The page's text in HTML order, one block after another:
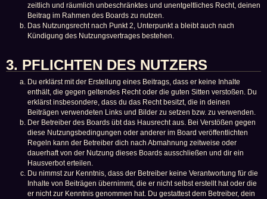
zeitlich und räumlich unbeschränktes und unentgeltliches Recht, deinen
Beitrag im Rahmen des Boards zu nutzen.
Das Nutzungsrecht nach Punkt 2, Unterpunkt a bleibt auch nach
Kündigung des Nutzungsvertrages bestehen.
3. PFLICHTEN DES NUTZERS
Du erklärst mit der Erstellung eines Beitrags, dass er keine Inhalte
enthält, die gegen geltendes Recht oder die guten Sitten verstoßen. Du
erklärst insbesondere, dass du das Recht besitzt, die in deinen
Beiträgen verwendeten Links und Bilder zu setzen bzw. zu verwenden.
Der Betreiber des Boards übt das Hausrecht aus. Bei Verstößen gegen
diese Nutzungsbedingungen oder anderer im Board veröffentlichten
Regeln kann der Betreiber dich nach Abmahnung zeitweise oder
dauerhaft von der Nutzung dieses Boards ausschließen und dir ein
Hausverbot erteilen.
Du nimmst zur Kenntnis, dass der Betreiber keine Verantwortung für die
Inhalte von Beiträgen übernimmt, die er nicht selbst erstellt hat oder die
er nicht zur Kenntnis genommen hat. Du gestattest dem Betreiber, dein